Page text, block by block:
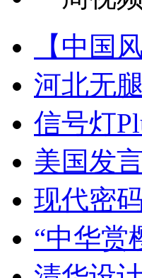
【中国
河北无
信号灯
美国发
现代密
“中华赏